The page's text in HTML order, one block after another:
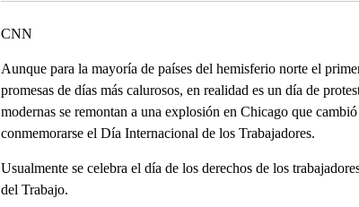
CNN
Aunque para la mayoría de países del hemisferio norte el
promesas de días más calurosos, en realidad es un día de
modernas se remontan a una explosión en Chicago que
conmemorarse el Día Internacional de los Trabajadores.
Usualmente se celebra el día de los derechos de los
del Trabajo.